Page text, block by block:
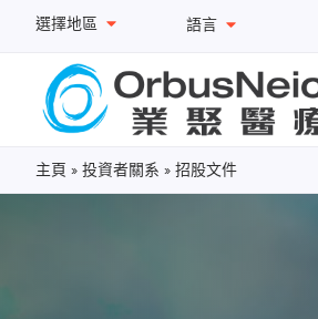
選擇地區 語言
主頁 » 投資者關系 » 招股文件